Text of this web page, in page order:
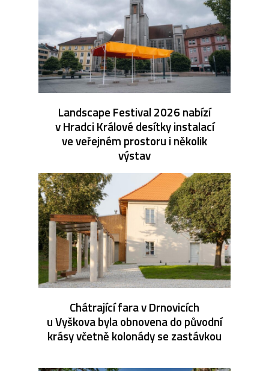
Landscape Festival 2026 nabízí
v Hradci Králové desítky instalací
ve veřejném prostoru i několik
výstav
Chátrající fara v Drnovicích
u Vyškova byla obnovena do původní
krásy včetně kolonády se zastávkou